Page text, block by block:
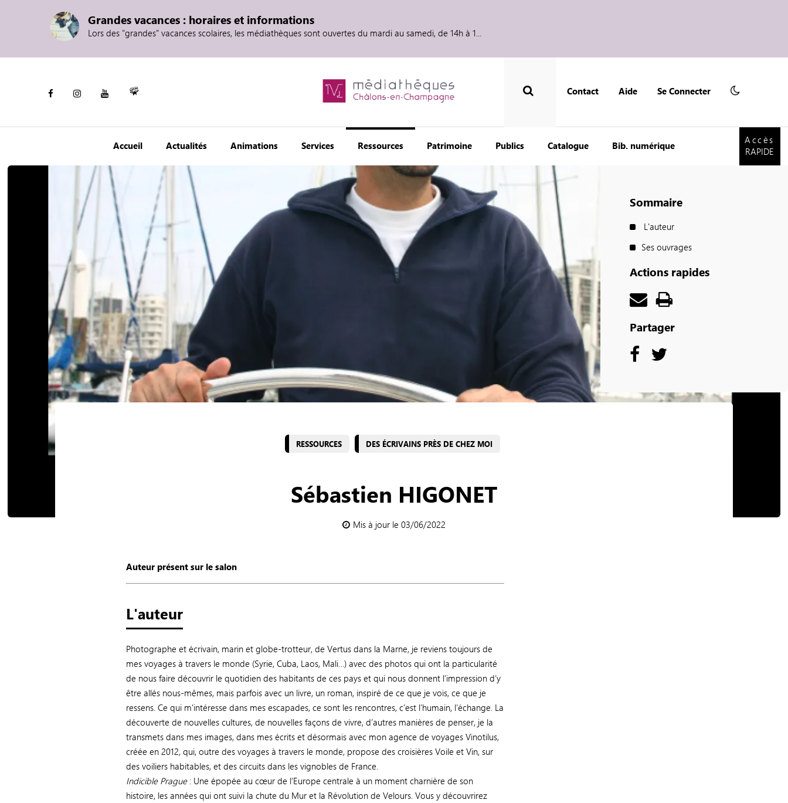
Grandes vacances : horaires et informations
Lors des "grandes" vacances scolaires, les médiathèques sont ouvertes du mardi au samedi, de 14h à 1...
Contact Aide
Se Connecter
Accueil Actualités Animations Services Ressources Patrimoine Publics Catalogue Bib. numérique
Accès
RAPIDE
RESSOURCES DES ÉCRIVAINS PRÈS DE CHEZ MOI
Sébastien HIGONET
Mis à jour le 03/06/2022
Auteur présent sur le salon
L'auteur
Photographe et écrivain, marin et globe-trotteur, de Vertus dans la Marne, je reviens toujours de
mes voyages à travers le monde (Syrie, Cuba, Laos, Mali…) avec des photos qui ont la particularité
de nous faire découvrir le quotidien des habitants de ces pays et qui nous donnent l’impression d’y
être allés nous-mêmes, mais parfois avec un livre, un roman, inspiré de ce que je vois, ce que je
ressens. Ce qui m'intéresse dans mes escapades, ce sont les rencontres, c’est l’humain, l’échange. La
découverte de nouvelles cultures, de nouvelles façons de vivre, d’autres manières de penser, je la
transmets dans mes images, dans mes écrits et désormais avec mon agence de voyages Vinotilus,
créée en 2012, qui, outre des voyages à travers le monde, propose des croisières Voile et Vin, sur
des voiliers habitables, et des circuits dans les vignobles de France.
Indicible Prague: Une épopée au cœur de l’Europe centrale à un moment charnière de son
histoire, les années qui ont suivi la chute du Mur et la Révolution de Velours. Vous y découvrirez
Sommaire
L'auteur
Ses ouvrages
Actions rapides
Partager